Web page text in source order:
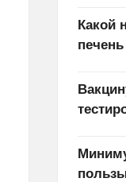
Какой